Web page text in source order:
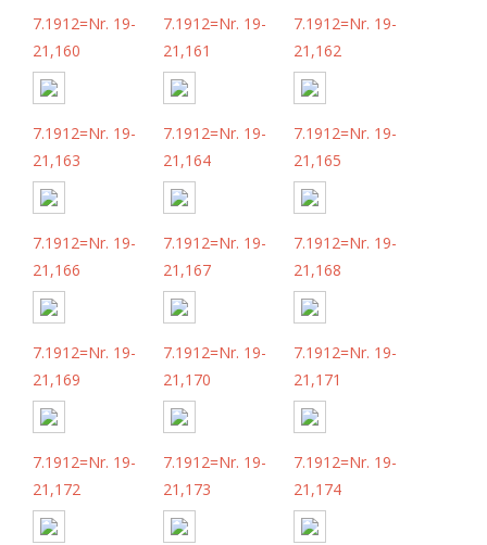
7.1912=Nr. 19-
21,160
7.1912=Nr. 19-
21,161
7.1912=Nr. 19-
21,162
7.1912=Nr. 19-
21,163
7.1912=Nr. 19-
21,164
7.1912=Nr. 19-
21,165
7.1912=Nr. 19-
21,166
7.1912=Nr. 19-
21,167
7.1912=Nr. 19-
21,168
7.1912=Nr. 19-
21,169
7.1912=Nr. 19-
21,170
7.1912=Nr. 19-
21,171
7.1912=Nr. 19-
21,172
7.1912=Nr. 19-
21,173
7.1912=Nr. 19-
21,174